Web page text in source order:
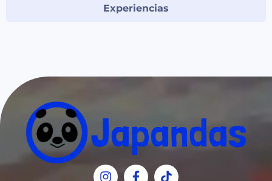
Experiencias